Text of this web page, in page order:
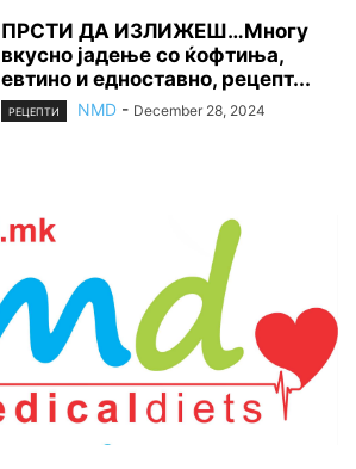
ПРСТИ ДА ИЗЛИЖЕШ…Многу
вкусно јадење со ќофтиња,
евтино и едноставно, рецепт...
РЕЦЕПТИ NMD - December 28, 2024